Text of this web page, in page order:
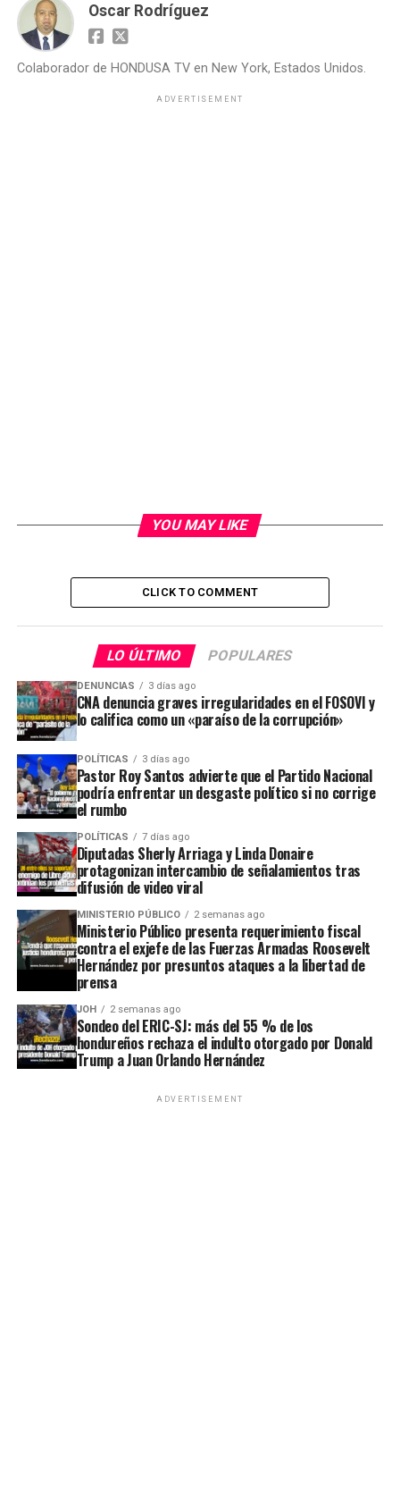
Oscar Rodríguez
Colaborador de HONDUSA TV en New York, Estados Unidos.
ADVERTISEMENT
YOU MAY LIKE
CLICK TO COMMENT
LO ÚLTIMO POPULARES
DENUNCIAS 3 días ago
CNA denuncia graves irregularidades en el FOSOVI y
lo califica como un «paraíso de la corrupción»
POLÍTICAS 3 días ago
Pastor Roy Santos advierte que el Partido Nacional
podría enfrentar un desgaste político si no corrige
el rumbo
POLÍTICAS 7 días ago
Diputadas Sherly Arriaga y Linda Donaire
protagonizan intercambio de señalamientos tras
difusión de video viral
MINISTERIO PÚBLICO 2 semanas ago
Ministerio Público presenta requerimiento fiscal
contra el exjefe de las Fuerzas Armadas Roosevelt
Hernández por presuntos ataques a la libertad de
prensa
JOH 2 semanas ago
Sondeo del ERIC-SJ: más del 55 % de los
hondureños rechaza el indulto otorgado por Donald
Trump a Juan Orlando Hernández
ADVERTISEMENT